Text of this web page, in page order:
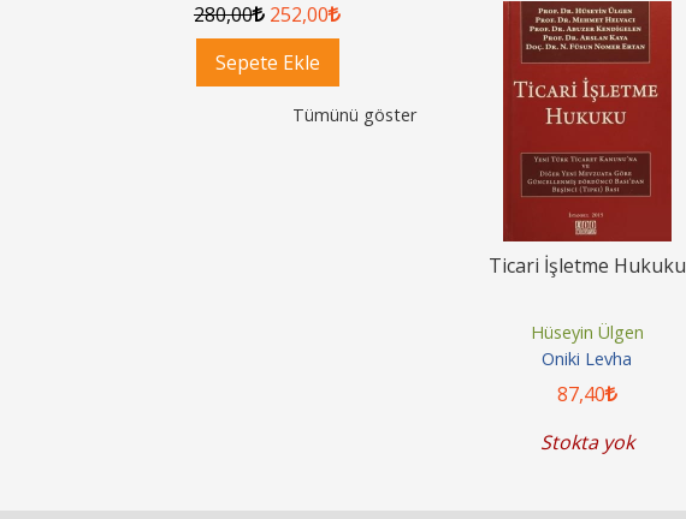
280,00 252,00
Sepete Ekle
300 ,00 270,00
Sepete Ekle
Tümünü göster
Ticari İşletme Hukuku
Hüseyin Ülgen
Oniki Levha
87,40
Stokta yok